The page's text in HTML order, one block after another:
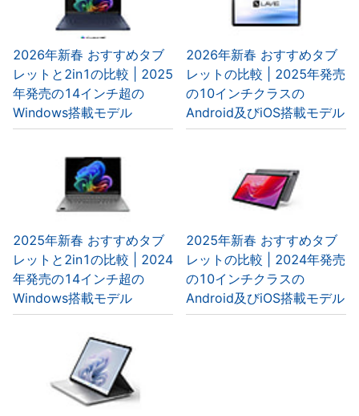
2026年新春 おすすめタブ
レットと2in1の比較 | 2025
年発売の14インチ超の
Windows搭載モデル
2026年新春 おすすめタブ
レットの比較 | 2025年発売
の10インチクラスの
Android及びiOS搭載モデル
2025年新春 おすすめタブ
レットと2in1の比較 | 2024
年発売の14インチ超の
Windows搭載モデル
2025年新春 おすすめタブ
レットの比較 | 2024年発売
の10インチクラスの
Android及びiOS搭載モデル